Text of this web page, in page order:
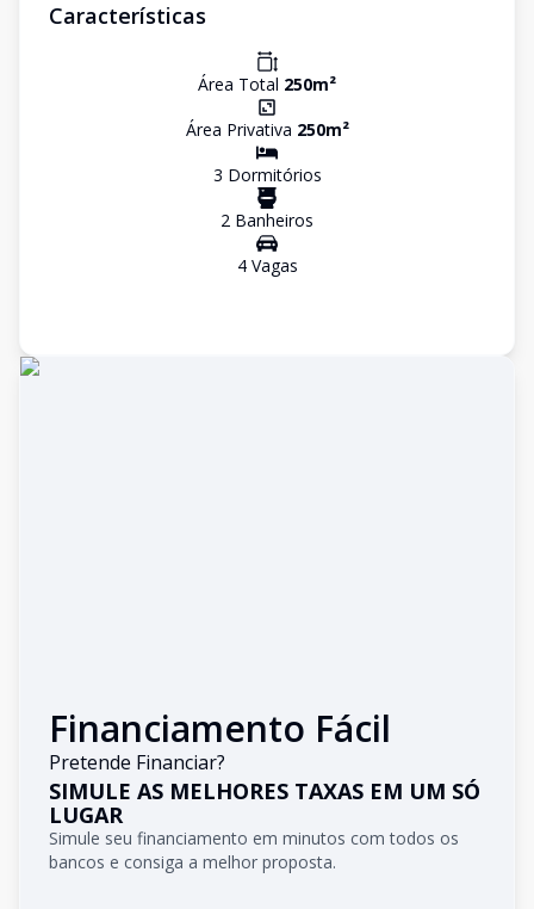
Características
Área Total 250m²
Área Privativa 250m²
3 Dormitórios
2 Banheiros
4Vagas
Financiamento Fácil
Pretende Financiar?
SIMULE AS MELHORES TAXAS EM UM SÓ
LUGAR
Simule seu financiamento em minutos com todos os
bancos e consiga a melhor proposta.